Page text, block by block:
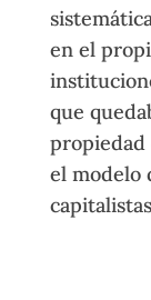
en el
que
propiedad
el modelo